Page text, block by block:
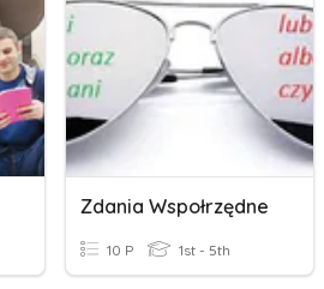
Zdania Wspołrzędne
10 P 1st - 5th